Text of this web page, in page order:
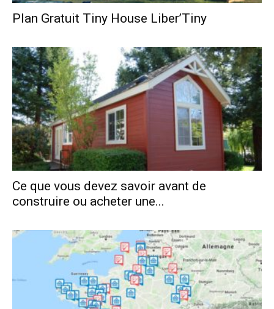
Plan Gratuit Tiny House Liber’Tiny
Ce que vous devez savoir avant de
construire ou acheter une...